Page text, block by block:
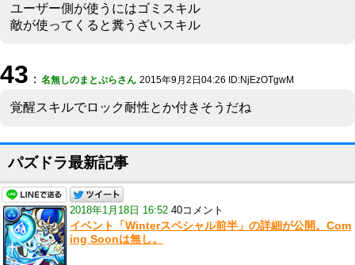
ユーザー側が使うにはゴミスキル
敵が使ってくると糞うざいスキル
43 ： 名無しのまとぷらさん 2015年9月2日04:26 ID:NjEzOTgwM
覚醒スキルでロック耐性とか付きそうだね
パズドラ最新記事
2018年1月18日 16:52 40コメント
イベント「Winterスペシャル前半」の詳細が公開。Com
ing Soonは無し。